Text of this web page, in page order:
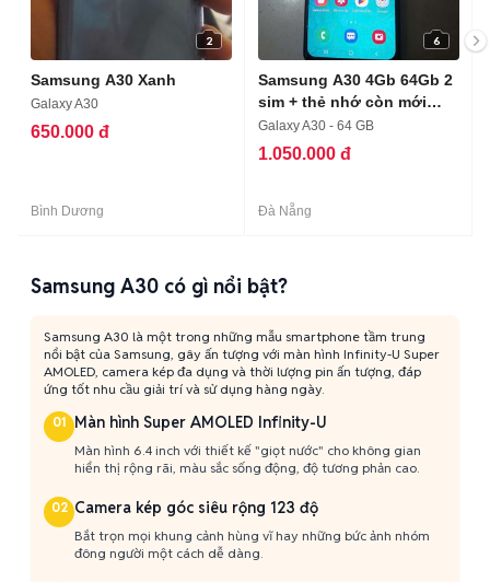
2
Samsung A30 Xanh
Galaxy A30
650.000 đ
Bình Dương
6
Samsung A30 4Gb 64Gb 2
sim + thẻ nhớ còn mới
keng
Galaxy A30 - 64 GB
1.050.000 đ
Đà Nẵng
Samsung A30 có gì nổi bật?
Samsung A30 là một trong những mẫu smartphone tầm trung
nổi bật của Samsung, gây ấn tượng với màn hình Infinity-U Super
AMOLED, camera kép đa dụng và thời lượng pin ấn tượng, đáp
ứng tốt nhu cầu giải trí và sử dụng hàng ngày.
01 Màn hình Super AMOLED Infinity-U
Màn hình 6.4 inch với thiết kế "giọt nước" cho không gian
hiển thị rộng rãi, màu sắc sống động, độ tương phản cao.
02 Camera kép góc siêu rộng 123 độ
Bắt trọn mọi khung cảnh hùng vĩ hay những bức ảnh nhóm
đông người một cách dễ dàng.